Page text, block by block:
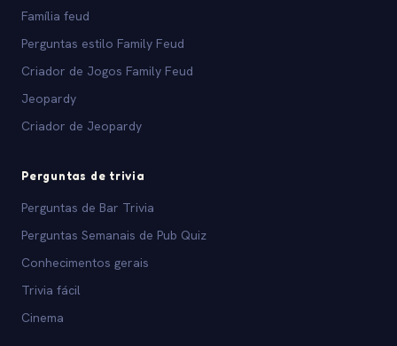
Família feud
Perguntas estilo Family Feud
Criador de Jogos Family Feud
Jeopardy
Criador de Jeopardy
Perguntas de trivia
Perguntas de Bar Trivia
Perguntas Semanais de Pub Quiz
Conhecimentos gerais
Trivia fácil
Cinema